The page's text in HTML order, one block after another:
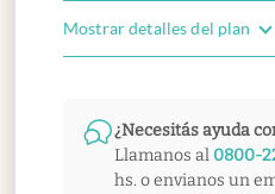
Mostrar detalles del plan
¿Necesitás ayuda
Llamanos al 0800-
hs. o envianos un